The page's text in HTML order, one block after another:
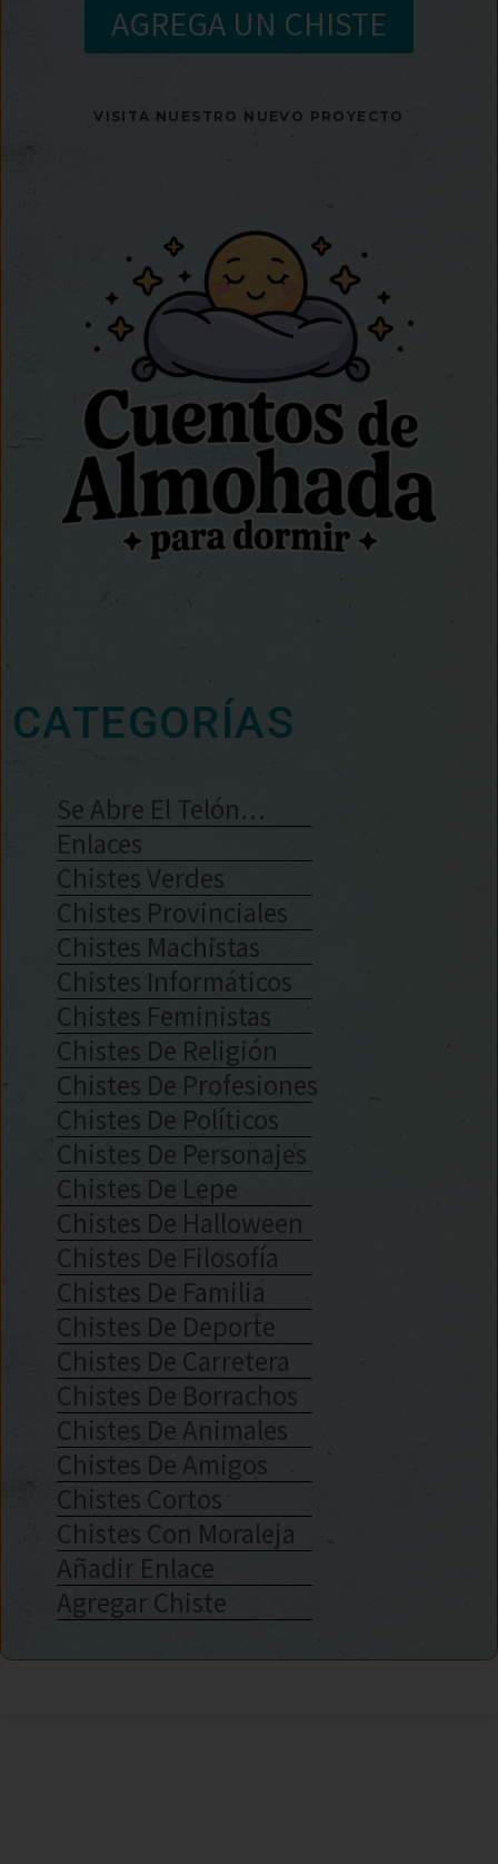
AGREGA UN CHISTE
VISITA NUESTRO NUEVO PROYECTO
CATEGORÍAS
Se Abre El Telón…
Enlaces
Chistes Verdes
Chistes Provinciales
Chistes Machistas
Chistes Informáticos
Chistes Feministas
Chistes De Religión
Chistes De Profesiones
Chistes De Políticos
Chistes De Personajes
Chistes De Lepe
Chistes De Halloween
Chistes De Filosofía
Chistes De Familia
Chistes De Deporte
Chistes De Carretera
Chistes De Borrachos
Chistes De Animales
Chistes De Amigos
Chistes Cortos
Chistes Con Moraleja
Añadir Enlace
Agregar Chiste